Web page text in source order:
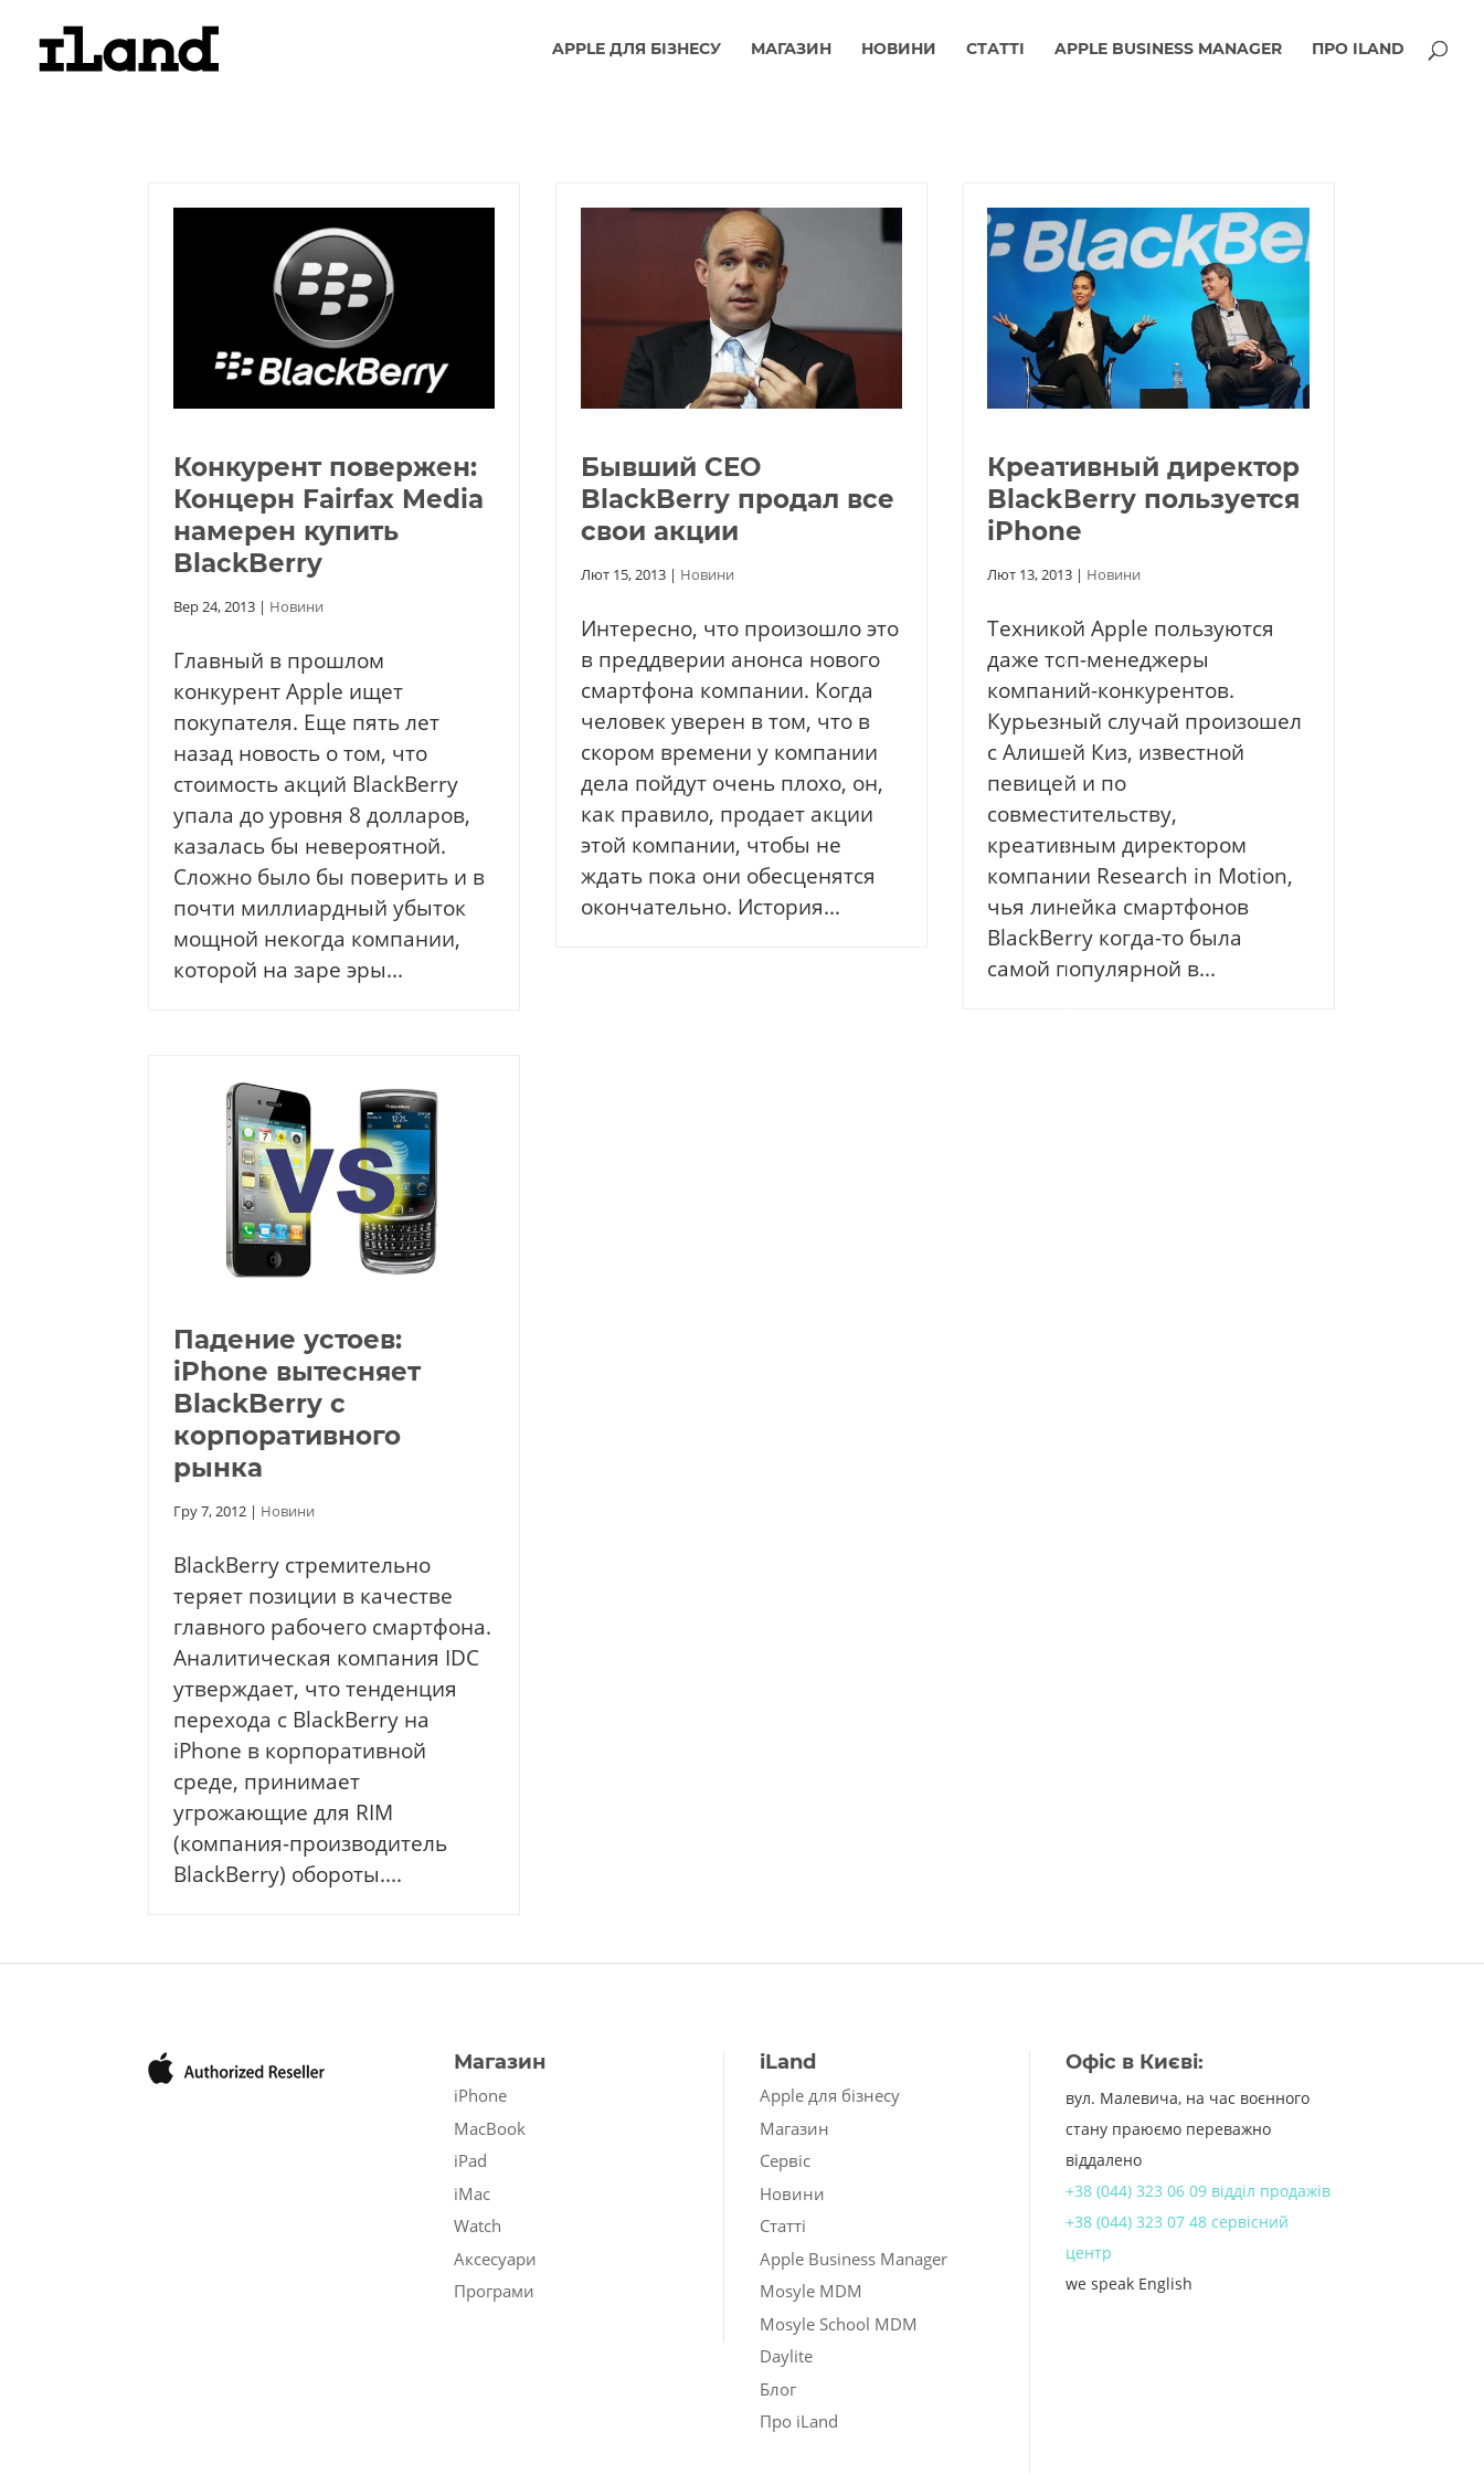
APPLE ДЛЯ БІЗНЕСУ МАГАЗИН НОВИНИ СТАТТІ APPLE BUSINESS MANAGER ПРО ILAND
Конкурент повержен:
Концерн Fairfax Media
намерен купить
BlackBerry
Вер 24, 2013| Новини
Главный в прошлом
конкурент Apple ищет
покупателя. Еще пять лет
назад новость о том, что
стоимость акций BlackBerry
упала до уровня 8 долларов,
казалась бы невероятной.
Сложно было бы поверить и в
почти миллиардный убыток
мощной некогда компании,
которой на заре эры...
Бывший CEO
BlackBerry продал все
свои акции
Лют 15, 2013| Новини
Интересно, что произошло это
в преддверии анонса нового
смартфона компании. Когда
человек уверен в том, что в
скором времени у компании
дела пойдут очень плохо, он,
как правило, продает акции
этой компании, чтобы не
ждать пока они обесценятся
окончательно. История...
Креативный директор
BlackBerry пользуется
iPhone
Лют 13, 2013 | Новини
Техникой Apple пользуются
даже топ-менеджеры
компаний-конкурентов.
Курьезный случай произошел
с Алишей Киз, известной
певицей и по
совместительству,
креативным директором
компании Research in Motion,
чья линейка смартфонов
BlackBerry когда-то была
самой популярной в...
Падение устоев:
iPhone вытесняет
BlackBerry с
корпоративного
рынка
Гру 7, 2012| Новини
BlackBerry стремительно
теряет позиции в качестве
главного рабочего смартфона.
Аналитическая компания IDC
утверждает, что тенденция
перехода с BlackBerry на
iPhone в корпоративной
среде, принимает
угрожающие для RIM
(компания-производитель
BlackBerry) обороты....
Магазин
iPhone
MacBook
iPad
iMac
Watch
Аксесуари
Програми
iLand
Apple для бізнесу
Магазин
Сервіс
Новини
Статті
Apple Business Manager
Mosyle MDM
Mosyle School MDM
Daylite
Блог
Про iLand
Офіс в Києві:
вул. Малевича, на час воєнного
стану праюємо переважно
віддалено
+38 (044) 323 06 09 відділ продажів
+38 (044) 323 07 48 сервісний
центр
we speak English